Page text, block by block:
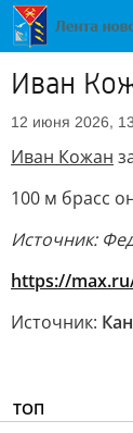
Иван
12 июня 2026,
Иван Кожан
100 м брасс
Источник:
https://
Источник:
ТОП